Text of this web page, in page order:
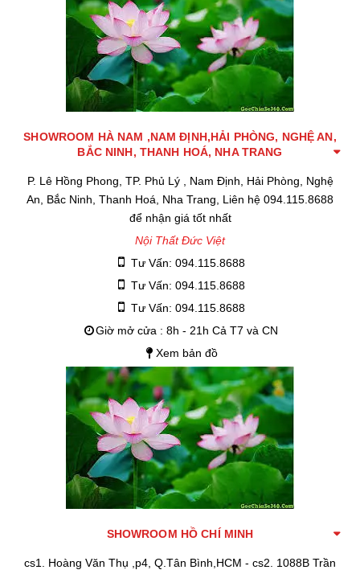
SHOWROOM HÀ NAM ,NAM ĐỊNH,HẢI PHÒNG, NGHỆ AN,
BẮC NINH, THANH HOÁ, NHA TRANG
P. Lê Hồng Phong, TP. Phủ Lý , Nam Định, Hải Phòng, Nghệ
An, Bắc Ninh, Thanh Hoá, Nha Trang, Liên hệ 094.115.8688
để nhận giá tốt nhất
Nội Thất Đức Việt
Tư Vấn: 094.115.8688
Tư Vấn: 094.115.8688
Tư Vấn: 094.115.8688
Giờ mở cửa : 8h - 21h Cả T7 và CN
Xem bản đồ
SHOWROOM HỒ CHÍ MINH
cs1. Hoàng Văn Thụ ,p4, Q.Tân Bình,HCM - cs2. 1088B Trần